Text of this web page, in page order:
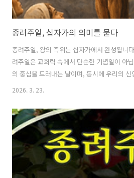
종려주일, 십자가의 의미를 묻다
종려주일, 왕의 즉위는 십자가에서 완성됩니
려주일은 교회력 속에서 단순한 기념일이 아
의 중심을 드러내는 날이며, 동시에 우리의
다. 그러나 성경은 그 장면을 단순한 감동의
다. 오히려 그 안에 깊은 신학적 긴장과 역설
이 날은 왕이 오신 날이지만, 그 왕은 곧 죽으
이 날은 영광의 시작처럼 보이지만, 실제로는
입니다. 이 날은 환호로 가득하지만, 그 환호
므로 종..
2026. 3. 23.